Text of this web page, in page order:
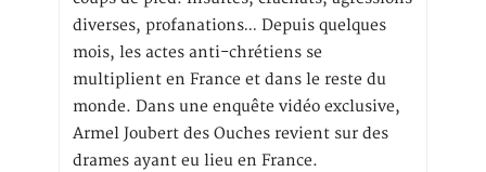
diverses, profanations… Depuis quelques
mois, les actes anti-chrétiens se
multiplient en France et dans le reste du
monde. Dans une enquête vidéo exclusive,
Armel Joubert des Ouches revient sur des
drames ayant eu lieu en France.